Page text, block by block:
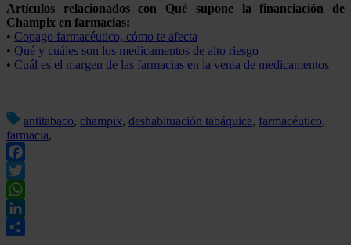
Artículos relacionados con Qué supone la financiación de
Champix en farmacias:
• Copago farmacéutico, cómo te afecta
• Qué y cuáles son los medicamentos de alto riesgo
• Cuál es el margen de las farmacias en la venta de medicamentos
antitabaco, champix, deshabituación tabáquica, farmacéutico,
farmacia,
Facebook
Twitter
WhatsApp
LinkedIn